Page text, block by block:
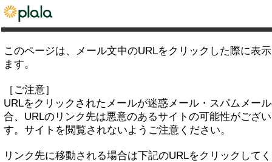
このページは、メール文中のURLをクリックした際に表
ます。
［ご注意］
URLをクリックされたメールが迷惑メール・スパムメー
合、URLのリンク先は悪意のあるサイトの可能性がござ
す。サイトを閲覧されないようご注意ください。
リンク先に移動される場合は下記のURLをクリックして